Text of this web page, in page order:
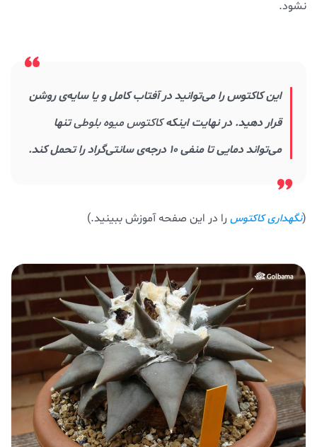
نشود.
این کاکتوس را می‌توانید در آفتاب کامل و یا سایه‌ی روشن
قرار دهید. در نهایت اینکهکاکتوس میوه بلوطیتنها
می‌تواند دمایی تا منفی ۱۰ درجه‌ی سانتی‌گراد را تحمل کند.
(نگهداری کاکتوس را در این صفحه آموزش ببینید.)